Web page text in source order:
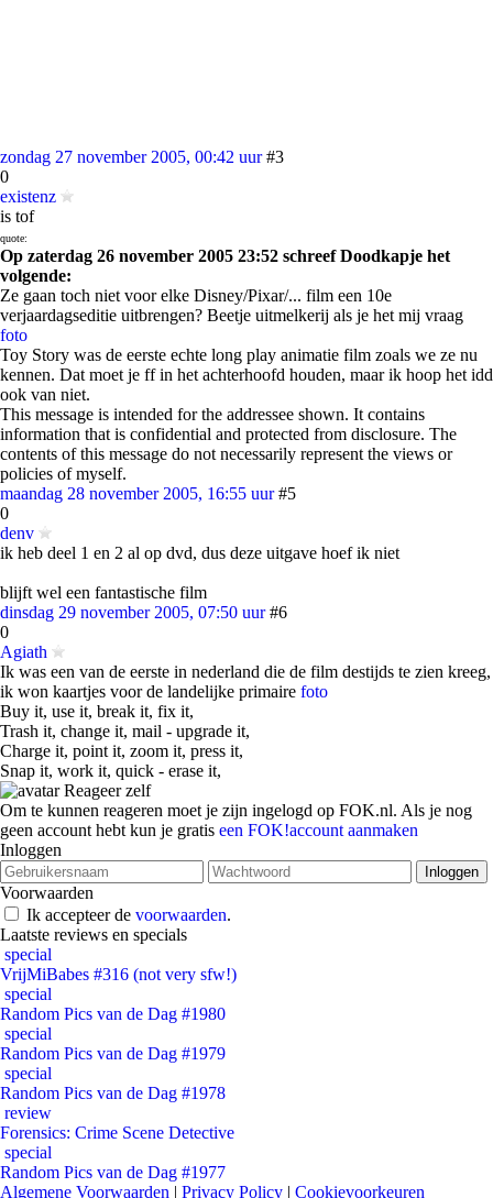
zondag 27 november 2005, 00:42 uur #3
0
existenz
is tof
quote:
Op zaterdag 26 november 2005 23:52 schreef Doodkapje het
volgende:
Ze gaan toch niet voor elke Disney/Pixar/... film een 10e
verjaardagseditie uitbrengen? Beetje uitmelkerij als je het mij vraag
foto
Toy Story was de eerste echte long play animatie film zoals we ze nu
kennen. Dat moet je ff in het achterhoofd houden, maar ik hoop het idd
ook van niet.
This message is intended for the addressee shown. It contains
information that is confidential and protected from disclosure. The
contents of this message do not necessarily represent the views or
policies of myself.
maandag 28 november 2005, 16:55 uur #5
0
denv
ik heb deel 1 en 2 al op dvd, dus deze uitgave hoef ik niet
blijft wel een fantastische film
dinsdag 29 november 2005, 07:50 uur #6
0
Agiath
Ik was een van de eerste in nederland die de film destijds te zien kreeg,
ik won kaartjes voor de landelijke primaire foto
Buy it, use it, break it, fix it,
Trash it, change it, mail - upgrade it,
Charge it, point it, zoom it, press it,
Snap it, work it, quick - erase it,
Reageer zelf
Om te kunnen reageren moet je zijn ingelogd op FOK.nl. Als je nog
geen account hebt kun je gratis een FOK!account aanmaken
Inloggen
Voorwaarden
Ik accepteer de voorwaarden.
Laatste reviews en specials
special
VrijMiBabes #316 (not very sfw!)
special
Random Pics van de Dag #1980
special
Random Pics van de Dag #1979
special
Random Pics van de Dag #1978
review
Forensics: Crime Scene Detective
special
Random Pics van de Dag #1977
Algemene Voorwaarden | Privacy Policy | Cookievoorkeuren